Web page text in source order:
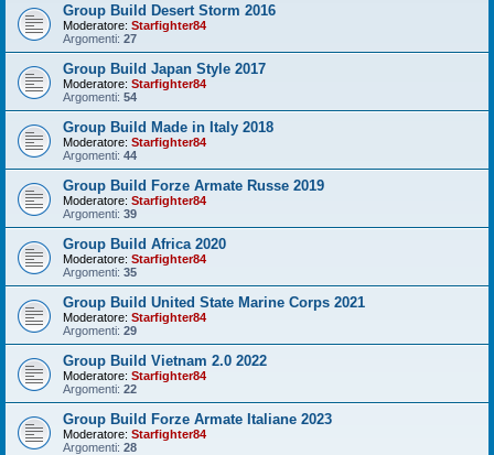
Group Build Desert Storm 2016
Moderatore: Starfighter84
Argomenti: 27
Group Build Japan Style 2017
Moderatore: Starfighter84
Argomenti: 54
Group Build Made in Italy 2018
Moderatore: Starfighter84
Argomenti: 44
Group Build Forze Armate Russe 2019
Moderatore: Starfighter84
Argomenti: 39
Group Build Africa 2020
Moderatore: Starfighter84
Argomenti: 35
Group Build United State Marine Corps 2021
Moderatore: Starfighter84
Argomenti: 29
Group Build Vietnam 2.0 2022
Moderatore: Starfighter84
Argomenti: 22
Group Build Forze Armate Italiane 2023
Moderatore: Starfighter84
Argomenti: 28